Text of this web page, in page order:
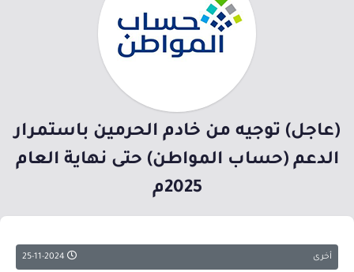
(عاجل) توجيه من خادم الحرمين باستمرار
الدعم (حساب المواطن) حتى نهاية العام
2025م
أخرى